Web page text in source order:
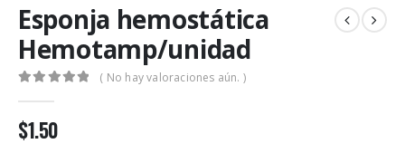
Esponja hemostática
Hemotamp/unidad
( No hay valoraciones aún. )
$1.50